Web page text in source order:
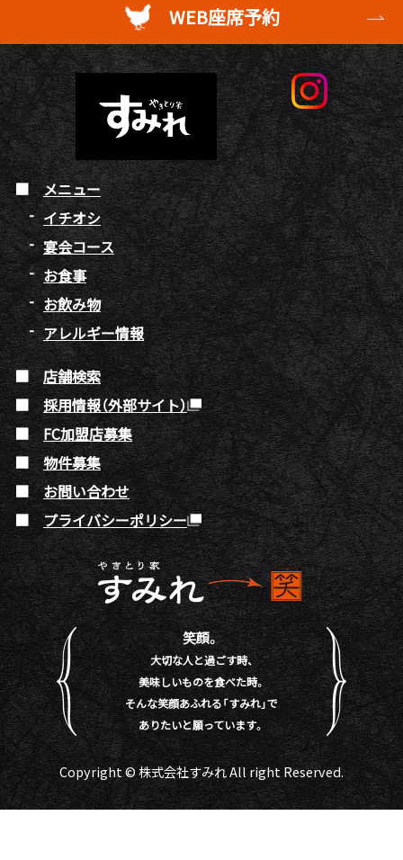
WEB座席予約
メニュー
イチオシ
宴会コース
お食事
お飲み物
アレルギー情報
店舗検索
採用情報（外部サイト）
FC加盟店募集
物件募集
お問い合わせ
プライバシーポリシー
笑顔。
大切な人と過ごす時、
美味しいものを食べた時。
そんな笑顔あふれる「すみれ」で
ありたいと願っています。
Copyright © 株式会社すみれ All right Reserved.